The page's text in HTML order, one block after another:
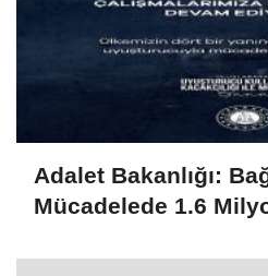
Adalet Bakanlığı:
Mücadelede 1.6